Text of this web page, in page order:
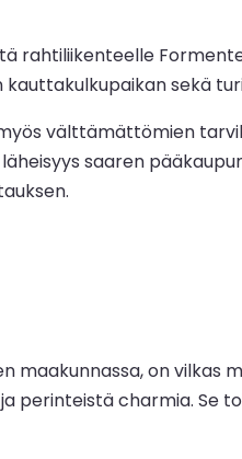
sekä
välttämättömien
saaren
maakunnassa, on
charmia. Se